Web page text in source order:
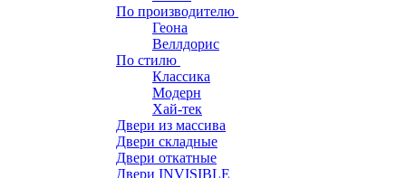
По производителю
Геона
Веллдорис
По стилю
Классика
Модерн
Хай-тек
Двери из массива
Двери складные
Двери откатные
Двери INVISIBLE